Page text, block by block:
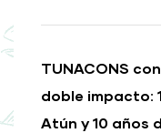
TUNACONS
doble impacto:
Atún y 10 años